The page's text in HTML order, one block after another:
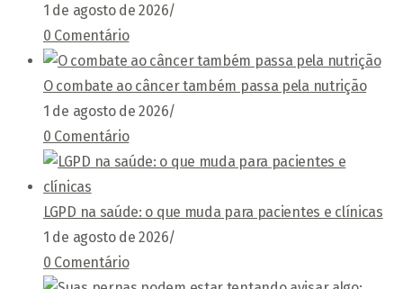
1 de agosto de 2026/
0 Comentário
O combate ao câncer também passa pela nutrição
1 de agosto de 2026/
0 Comentário
LGPD na saúde: o que muda para pacientes e clínicas
1 de agosto de 2026/
0 Comentário